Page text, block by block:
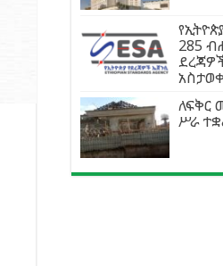
285
አስታወቀ
ለፍቅር
ሥራ